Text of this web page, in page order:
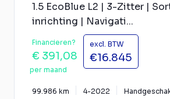
1.5 EcoBlue L2 | 3-Zitter |
inrichting | Navigati...
Financieren?
€ 391,08
per maand
excl. BTW
€16.845
99.986 km 4-2022